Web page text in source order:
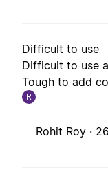
Difficult to use
Difficult to use
Tough to add
R
Rohit Roy ·